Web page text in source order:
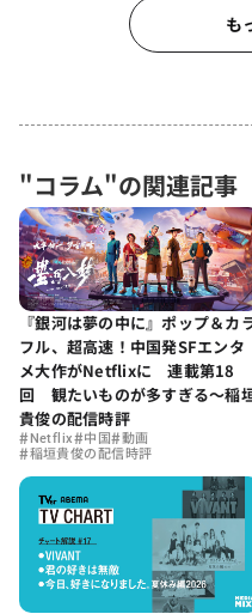
も
"コラム"の関連記事
『銀河は夢の中に』ポップ＆カ
フル、超高速！中国発SFエンタ
メ大作がNetflixに 連載第18
回 観たいものが多すぎる～稲
貴俊の配信時評
#Netflix#中国#動画
#稲垣貴俊の配信時評